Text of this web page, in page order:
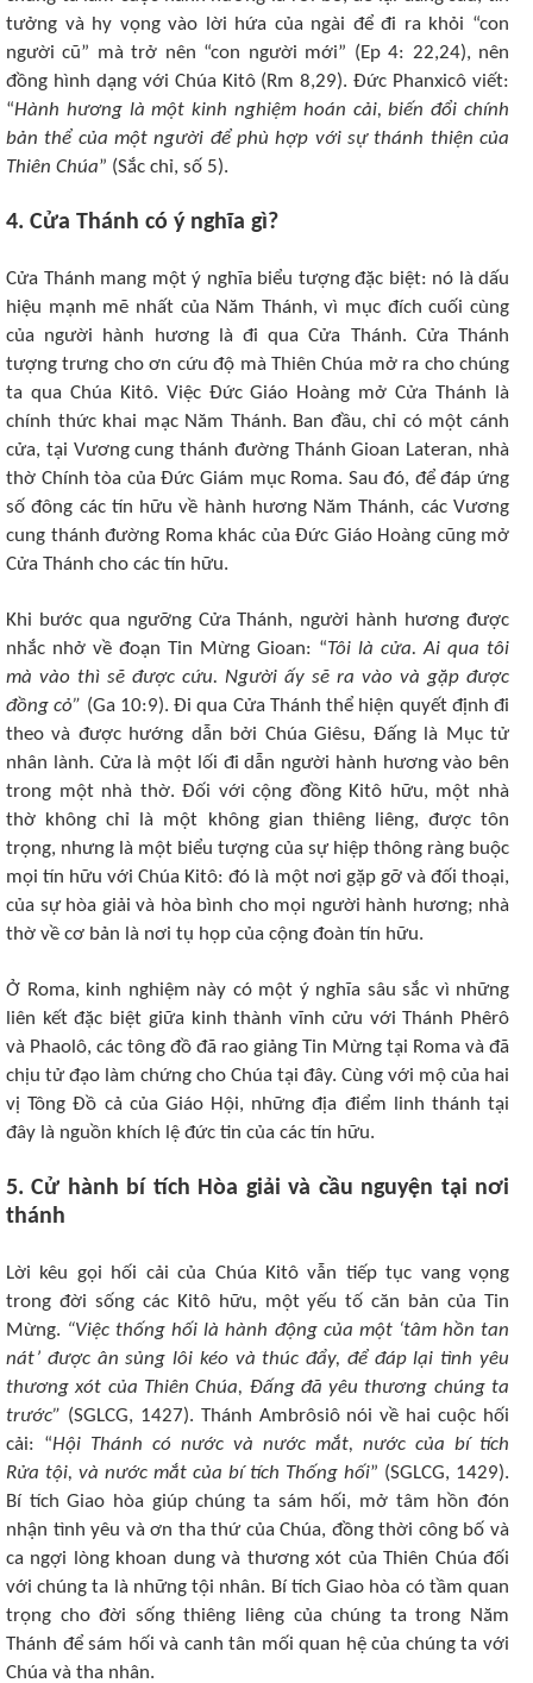
tưởng và hy vọng vào lời hứa của ngài để đi ra khỏi “con
người cũ” mà trở nên “con người mới” (Ep 4: 22,24), nên
đồng hình dạng với Chúa Kitô (Rm 8,29). Đức Phanxicô viết:
“Hành hương là một kinh nghiệm hoán cải, biến đổi chính
bản thể của một người để phù hợp với sự thánh thiện của
Thiên Chúa” (Sắc chỉ, số 5).
4. Cửa Thánh có ý nghĩa gì?
Cửa Thánh mang một ý nghĩa biểu tượng đặc biệt: nó là dấu
hiệu mạnh mẽ nhất của Năm Thánh, vì mục đích cuối cùng
của người hành hương là đi qua Cửa Thánh. Cửa Thánh
tượng trưng cho ơn cứu độ mà Thiên Chúa mở ra cho chúng
ta qua Chúa Kitô. Việc Đức Giáo Hoàng mở Cửa Thánh là
chính thức khai mạc Năm Thánh. Ban đầu, chỉ có một cánh
cửa, tại Vương cung thánh đường Thánh Gioan Lateran, nhà
thờ Chính tòa của Đức Giám mục Roma. Sau đó, để đáp ứng
số đông các tín hữu về hành hương Năm Thánh, các Vương
cung thánh đường Roma khác của Đức Giáo Hoàng cũng mở
Cửa Thánh cho các tín hữu.
Khi bước qua ngưỡng Cửa Thánh, người hành hương được
nhắc nhở về đoạn Tin Mừng Gioan: “Tôi là cửa. Ai qua tôi
mà vào thì sẽ được cứu. Người ấy sẽ ra vào và gặp được
đồng cỏ” (Ga 10:9). Đi qua Cửa Thánh thể hiện quyết định đi
theo và được hướng dẫn bởi Chúa Giêsu, Đấng là Mục tử
nhân lành. Cửa là một lối đi dẫn người hành hương vào bên
trong một nhà thờ. Đối với cộng đồng Kitô hữu, một nhà
thờ không chỉ là một không gian thiêng liêng, được tôn
trọng, nhưng là một biểu tượng của sự hiệp thông ràng buộc
mọi tín hữu với Chúa Kitô: đó là một nơi gặp gỡ và đối thoại,
của sự hòa giải và hòa bình cho mọi người hành hương; nhà
thờ về cơ bản là nơi tụ họp của cộng đoàn tín hữu.
Ở Roma, kinh nghiệm này có một ý nghĩa sâu sắc vì những
liên kết đặc biệt giữa kinh thành vĩnh cửu với Thánh Phêrô
và Phaolô, các tông đồ đã rao giảng Tin Mừng tại Roma và đã
chịu tử đạo làm chứng cho Chúa tại đây. Cùng với mộ của hai
vị Tông Đồ cả của Giáo Hội, những địa điểm linh thánh tại
đây là nguồn khích lệ đức tin của các tín hữu.
5. Cử hành bí tích Hòa giải và cầu nguyện tại nơi
thánh
Lời kêu gọi hối cải của Chúa Kitô vẫn tiếp tục vang vọng
trong đời sống các Kitô hữu, một yếu tố căn bản của Tin
Mừng. “Việc thống hối là hành động của một ‘tâm hồn tan
nát’ được ân sủng lôi kéo và thúc đẩy, để đáp lại tình yêu
thương xót của Thiên Chúa, Đấng đã yêu thương chúng ta
trước” (SGLCG, 1427). Thánh Ambrôsiô nói về hai cuộc hối
cải: “Hội Thánh có nước và nước mắt, nước của bí tích
Rửa tội, và nước mắt của bí tích Thống hối” (SGLCG, 1429).
Bí tích Giao hòa giúp chúng ta sám hối, mở tâm hồn đón
nhận tình yêu và ơn tha thứ của Chúa, đồng thời công bố và
ca ngợi lòng khoan dung và thương xót của Thiên Chúa đối
với chúng ta là những tội nhân. Bí tích Giao hòa có tầm quan
trọng cho đời sống thiêng liêng của chúng ta trong Năm
Thánh để sám hối và canh tân mối quan hệ của chúng ta với
Chúa và tha nhân.